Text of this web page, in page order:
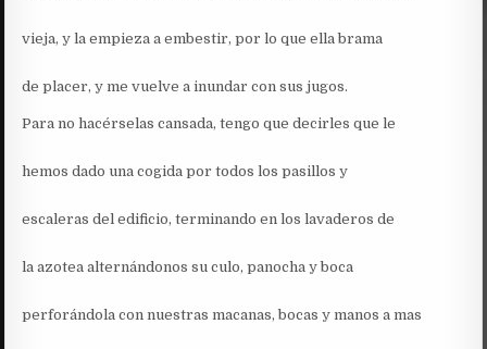
vieja, y la empieza a embestir, por lo que ella brama
de placer, y me vuelve a inundar con sus jugos.
Para no hacérselas cansada, tengo que decirles que le
hemos dado una cogida por todos los pasillos y
escaleras del edificio, terminando en los lavaderos de
la azotea alternándonos su culo, panocha y boca
perforándola con nuestras macanas, bocas y manos a mas